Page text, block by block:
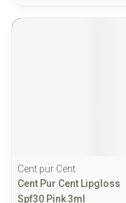
Cent pur Cent
Cent Pur Cent Lipgloss
Spf30 Pink 3ml